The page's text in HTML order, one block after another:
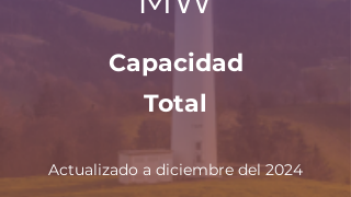
Capacidad
Total
Actualizado a diciembre del 2024